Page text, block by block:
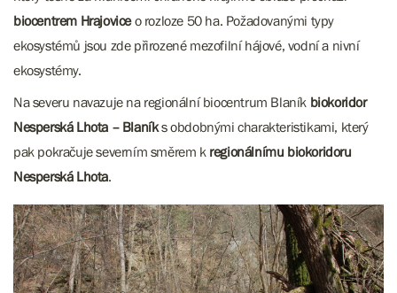
biocentrem Hrajoviceo rozloze 50 ha. Požadovanými typy
ekosystémů jsou zde přirozené mezofilní hájové, vodní a nivní
ekosystémy.
Na severu navazuje na regionální biocentrum Blaník biokoridor
Nesperská Lhota – Blaníks obdobnými charakteristikami, který
pak pokračuje severním směrem k regionálnímu biokoridoru
Nesperská Lhota.